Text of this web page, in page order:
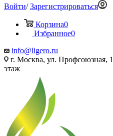
Войти/Зарегистрироваться
Корзина0
Избранное0
info@ligero.ru
г. Москва, ул.
этаж